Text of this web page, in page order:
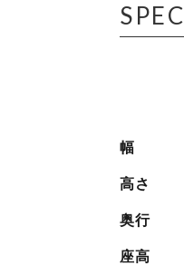
SPEC
幅
高さ
奥行
座高